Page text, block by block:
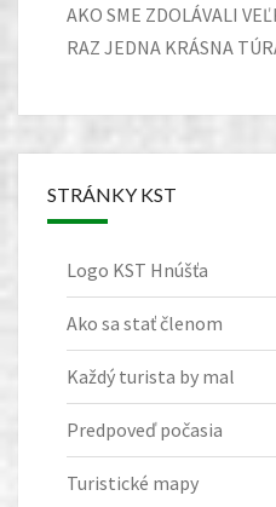
AKO SME ZDOLÁVALI
RAZ JEDNA KRÁSNA
STRÁNKY KST
Logo KST Hnúšťa
Ako sa stať členom
Každý turista by mal
Predpoveď počasia
Turistické mapy